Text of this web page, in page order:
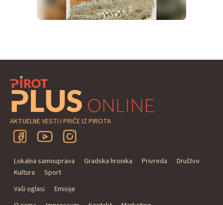
AKTUELNE VESTI I PRIČE IZ PIROTA
Lokalna samouprava Gradska hronika Privreda
Društvo
Kultura
Sport
Vaši oglasi
Emisije